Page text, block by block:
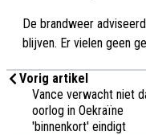
De brandweer
blijven. Er vielen geen
Vorig artikel
Vance verwacht niet
oorlog in Oekraïne
'binnenkort' eindigt